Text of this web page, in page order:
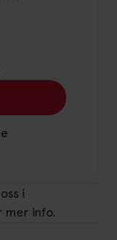
i
mer info.